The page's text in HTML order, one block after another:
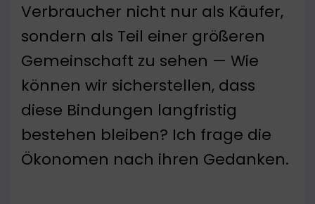
Verbraucher nicht nur als Käufer,
sondern als Teil einer größeren
Gemeinschaft zu sehen — Wie
können wir sicherstellen, dass
diese Bindungen langfristig
bestehen bleiben? Ich frage die
Ökonomen nach ihren Gedanken.